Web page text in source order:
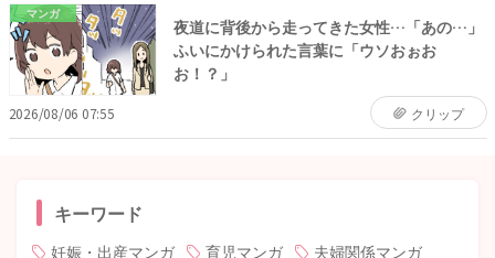
マンガ
夜道に背後から走ってきた女性…「あの…」
ふいにかけられた言葉に「ウソおぉお
お！？」
2026/08/06 07:55 クリップ
キーワード
妊娠・出産マンガ 育児マンガ
夫婦関係マンガ